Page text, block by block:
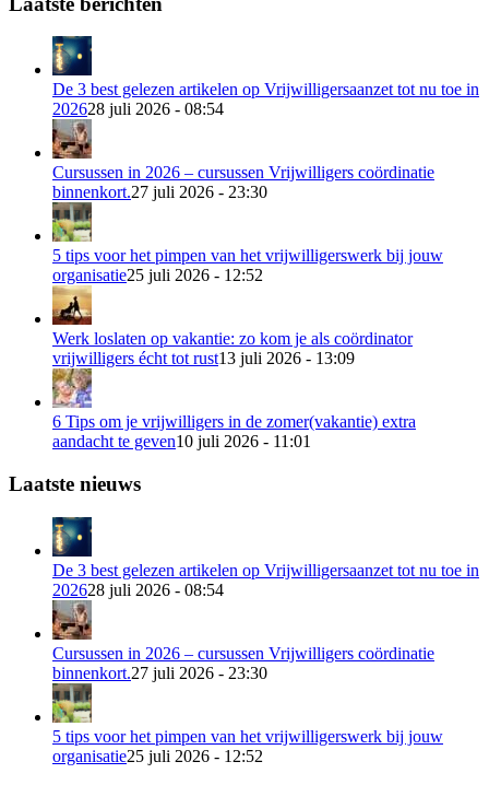
De 3 best gelezen artikelen op Vrijwilligersaanzet tot nu toe in
202628 juli 2026 - 08:54
Cursussen in 2026 – cursussen Vrijwilligers coördinatie
binnenkort.27 juli 2026 - 23:30
5 tips voor het pimpen van het vrijwilligerswerk bij jouw
organisatie25 juli 2026 - 12:52
Werk loslaten op vakantie: zo kom je als coördinator
vrijwilligers écht tot rust13 juli 2026 - 13:09
6 Tips om je vrijwilligers in de zomer(vakantie) extra
aandacht te geven10 juli 2026 - 11:01
Laatste nieuws
De 3 best gelezen artikelen op Vrijwilligersaanzet tot nu toe in
202628 juli 2026 - 08:54
Cursussen in 2026 – cursussen Vrijwilligers coördinatie
binnenkort.27 juli 2026 - 23:30
5 tips voor het pimpen van het vrijwilligerswerk bij jouw
organisatie25 juli 2026 - 12:52